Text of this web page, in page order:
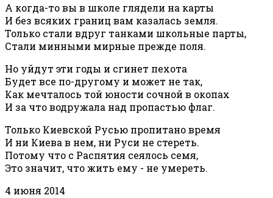
А когда-то вы в школе глядели на карты
И без всяких границ вам казалась земля.
Только стали вдруг танками школьные парты,
Стали минными мирные прежде поля.
Но уйдут эти годы и сгинет пехота
Будет все по-другому и может не так,
Как мечталось той юности сочной в окопах
И за что водружала над пропастью флаг.
Только Киевской Русью пропитано время
И ни Киева в нем, ни Руси не стереть.
Потому что с Распятия сеялось семя,
Это значит, что жить ему - не умереть.
4 июня 2014